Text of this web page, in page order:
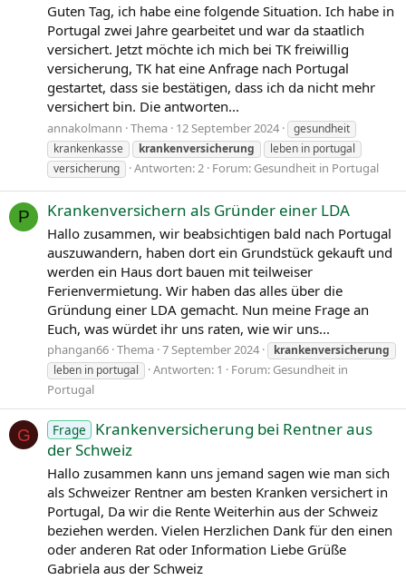
Guten Tag, ich habe eine folgende Situation. Ich habe in
Portugal zwei Jahre gearbeitet und war da staatlich
versichert. Jetzt möchte ich mich bei TK freiwillig
versicherung, TK hat eine Anfrage nach Portugal
gestartet, dass sie bestätigen, dass ich da nicht mehr
versichert bin. Die antworten...
annakolmann Thema 12 September 2024
gesundheit
krankenkasse
krankenversicherung
leben in portugal
versicherung
Antworten: 2 Forum: Gesundheit in Portugal
P Krankenversichern als Gründer einer LDA
Hallo zusammen, wir beabsichtigen bald nach Portugal
auszuwandern, haben dort ein Grundstück gekauft und
werden ein Haus dort bauen mit teilweiser
Ferienvermietung. Wir haben das alles über die
Gründung einer LDA gemacht. Nun meine Frage an
Euch, was würdet ihr uns raten, wie wir uns...
phangan66 Thema 7 September 2024
krankenversicherung
leben in portugal
Antworten: 1 Forum: Gesundheit in
Portugal
G Frage
Krankenversicherung bei Rentner aus
der Schweiz
Hallo zusammen kann uns jemand sagen wie man sich
als Schweizer Rentner am besten Kranken versichert in
Portugal, Da wir die Rente Weiterhin aus der Schweiz
beziehen werden. Vielen Herzlichen Dank für den einen
oder anderen Rat oder Information Liebe Grüße
Gabriela aus der Schweiz